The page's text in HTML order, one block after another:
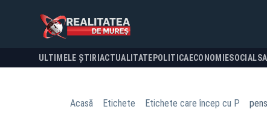
ULTIMELE ȘTIRI ACTUALITATE POLITICA ECONOMIESOCIAL
Acasă Etichete Etichete care încep cu P